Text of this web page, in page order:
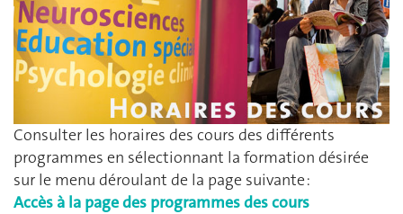
Consulter les horaires des cours des différents
programmes en sélectionnant la formation désirée
sur le menu déroulant de la page suivante :
Accès à la page des programmes des cours